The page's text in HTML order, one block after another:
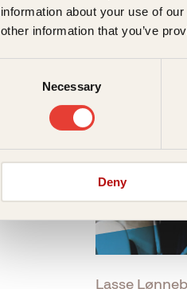
information about your use of
other information that you’ve
Necessary
Deny
Lasse